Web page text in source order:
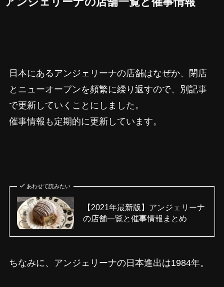
日本にあるアンジェリーナの店舗はなぜか、閉店
とニューオープンを頻繁に繰り返すので、別記事
で更新していくことにしました。
催事情報も定期的に更新しています。
あわせて読みたい
【2021年最新版】アンジェリーナ
の店舗一覧と催事情報まとめ
ちなみに、アンジェリーナの日本進出は1984年。